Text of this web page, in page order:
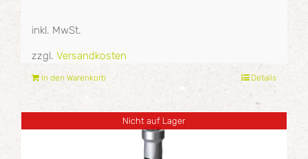
inkl. MwSt.
zzgl. Versandkosten
In den Warenkorb Details
Nicht auf Lager